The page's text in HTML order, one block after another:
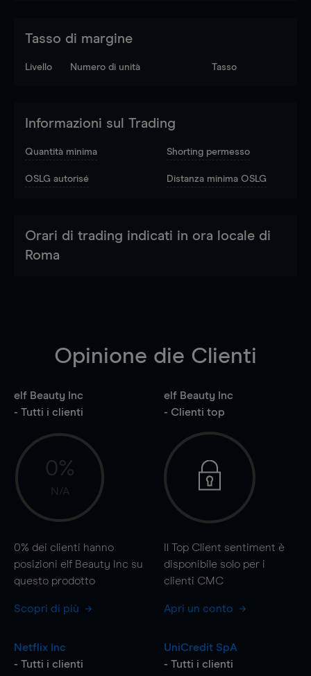
Tasso di margine
Livello Numero di unità Tasso
Informazioni sul Trading
Quantità minima Shorting permesso
OSLG autorisé Distanza minima OSLG
Orari di trading indicati in ora locale di
Roma
Opinione die Clienti
elf Beauty Inc
- Tutti i clienti
0%
N/A
0% dei clienti hanno
posizioni elf Beauty Inc su
questo prodotto
Scopri di più
elf Beauty Inc
- Clienti top
Il Top Client sentiment è
disponibile solo per i
clienti CMC
Apri un conto
Netflix Inc
- Tutti i clienti
UniCredit SpA
- Tutti i clienti